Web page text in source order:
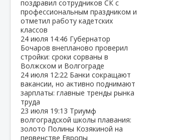
поздравил сотрудников СК с
профессиональным праздником и
отметил работу кадетских
классов
24 июля 14:46 Губернатор
Бочаров внепланово проверил
стройки: сроки сорваны в
Волжском и Волгограде
24 июля 12:22 Банки сокращают
вакансии, но активно поднимают
зарплаты: главные тренды рынка
труда
23 июля 19:13 Триумф
волгоградской школы плавания:
золото Полины Козякиной на
первенстве Европы